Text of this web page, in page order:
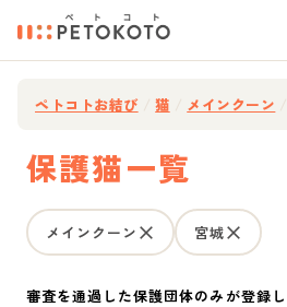
ペトコトお結び 猫 メインクーン
保護猫一覧
メインクーン 宮城
審査を通過した保護団体のみが登録